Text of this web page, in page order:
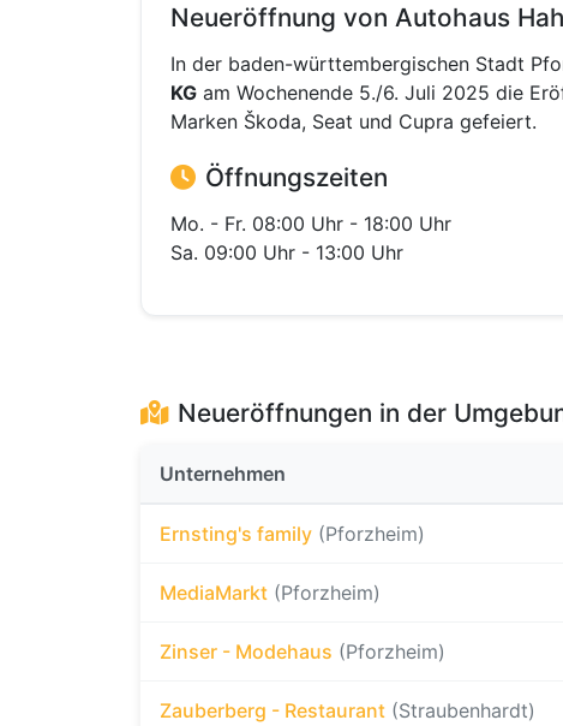
Neueröffnung von Autohaus
In der baden-württembergischen Stadt
KG am Wochenende 5./6. Juli 2025 die
Marken Škoda, Seat und Cupra gefeiert.
Öffnungszeiten
Mo. - Fr. 08:00 Uhr - 18:00 Uhr
Sa. 09:00 Uhr - 13:00 Uhr
Neueröffnungen in der
Unternehmen
Ernsting's family (Pforzheim)
MediaMarkt (Pforzheim)
Zinser - Modehaus (Pforzheim)
Zauberberg - Restaurant (Straubenhardt)